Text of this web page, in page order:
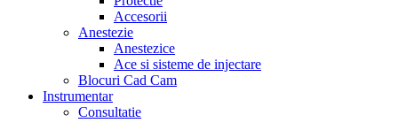
Accesorii
Anestezie
Anestezice
Ace si sisteme de injectare
Blocuri Cad Cam
Instrumentar
Consultatie